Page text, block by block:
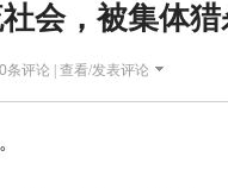
会，被集体猎
0条评论 | 查看/发表评论